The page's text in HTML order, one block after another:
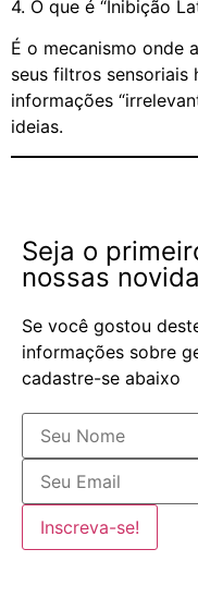
4. O que é “Inibição
É o mecanismo onde
seus filtros sensoriais
informações
ideias.
Seja o
nossas
Se você gostou
informações sobre
cadastre-se abaixo